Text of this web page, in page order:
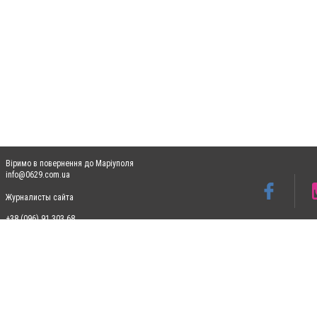
Віримо в повернення до Маріуполя
info@0629.com.ua
Журналисты сайта
+38 (096) 91 303 68